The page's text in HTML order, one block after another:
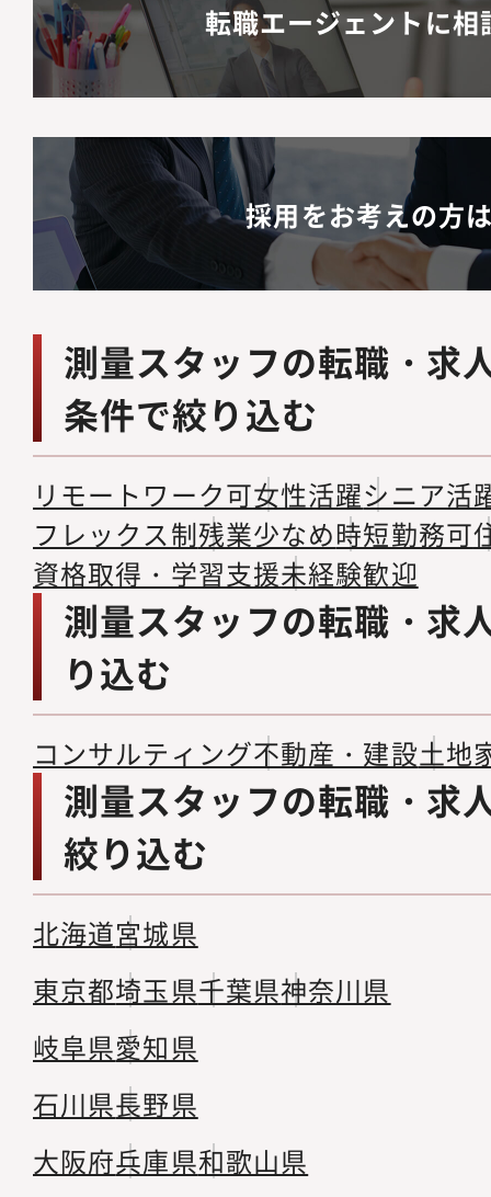
転職エージェントに相
採用をお考えの方
測量スタッフの転職・求
条件で絞り込む
リモートワーク可女性活躍シニア活
フレックス制残業少なめ時短勤務可
資格取得・学習支援未経験歓迎
測量スタッフの転職・求
り込む
コンサルティング不動産・建設土地
測量スタッフの転職・求
絞り込む
北海道宮城県
東京都埼玉県千葉県神奈川県
岐阜県愛知県
石川県長野県
大阪府兵庫県和歌山県